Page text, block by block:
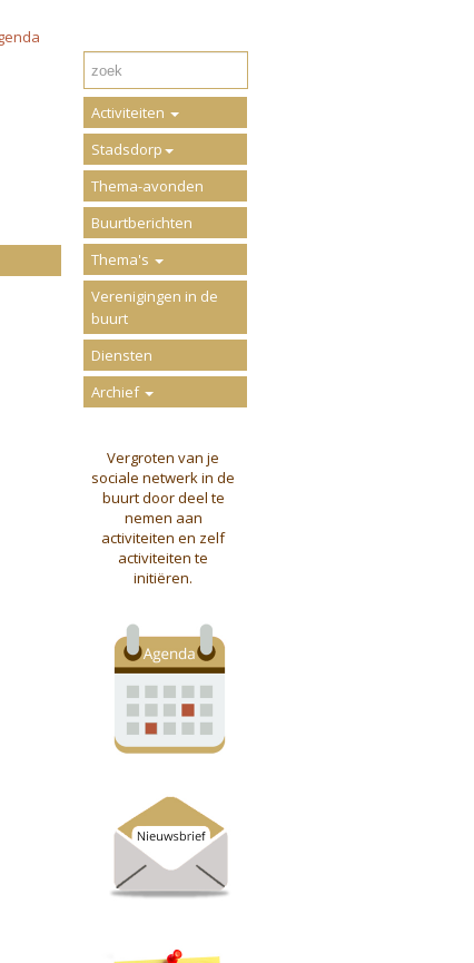
Activiteiten
Stadsdorp
Thema-avonden
Buurtberichten
Thema's
Verenigingen in de
buurt
Diensten
Archief
Vergroten van je
sociale netwerk in de
buurt door deel te
nemen aan
activiteiten en zelf
activiteiten te
initiëren.